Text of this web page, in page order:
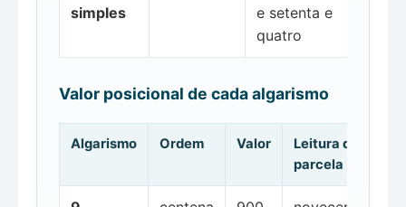
simples
e setenta e
quatro
Valor posicional de cada algarismo
Algarismo Ordem Valor
Leitura da
parcela